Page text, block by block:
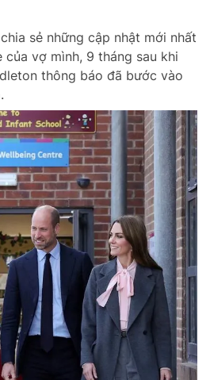
sẻ những cập nhật mới nhất
vợ mình, 9 tháng sau khi
thông báo đã bước vào